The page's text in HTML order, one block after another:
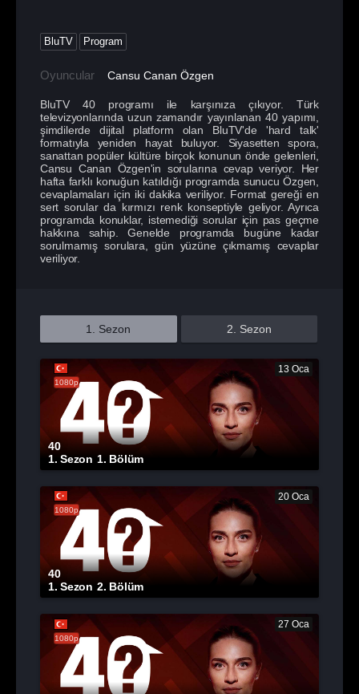
BluTV Program
Oyuncular Cansu Canan Özgen
BluTV 40 programı ile karşınıza çıkıyor. Türk
televizyonlarında uzun zamandır yayınlanan 40 yapımı,
şimdilerde dijital platform olan BluTV'de 'hard talk'
formatıyla yeniden hayat buluyor. Siyasetten spora,
sanattan popüler kültüre birçok konunun önde gelenleri,
Cansu Canan Özgen'in sorularına cevap veriyor. Her
hafta farklı konuğun katıldığı programda sunucu Özgen,
cevaplamaları için iki dakika veriliyor. Format gereği en
sert sorular da kırmızı renk konseptiyle geliyor. Ayrıca
programda konuklar, istemediği sorular için pas geçme
hakkına sahip. Genelde programda bugüne kadar
sorulmamış sorulara, gün yüzüne çıkmamış cevaplar
veriliyor.
1. Sezon 2. Sezon
1080p
13 Oca
40
1. Sezon 1. Bölüm
1080p
20 Oca
40
1. Sezon 2. Bölüm
1080p
27 Oca